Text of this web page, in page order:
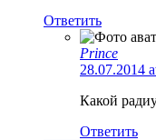
Ответить
Prince
28.07.2014
Какой
Ответить